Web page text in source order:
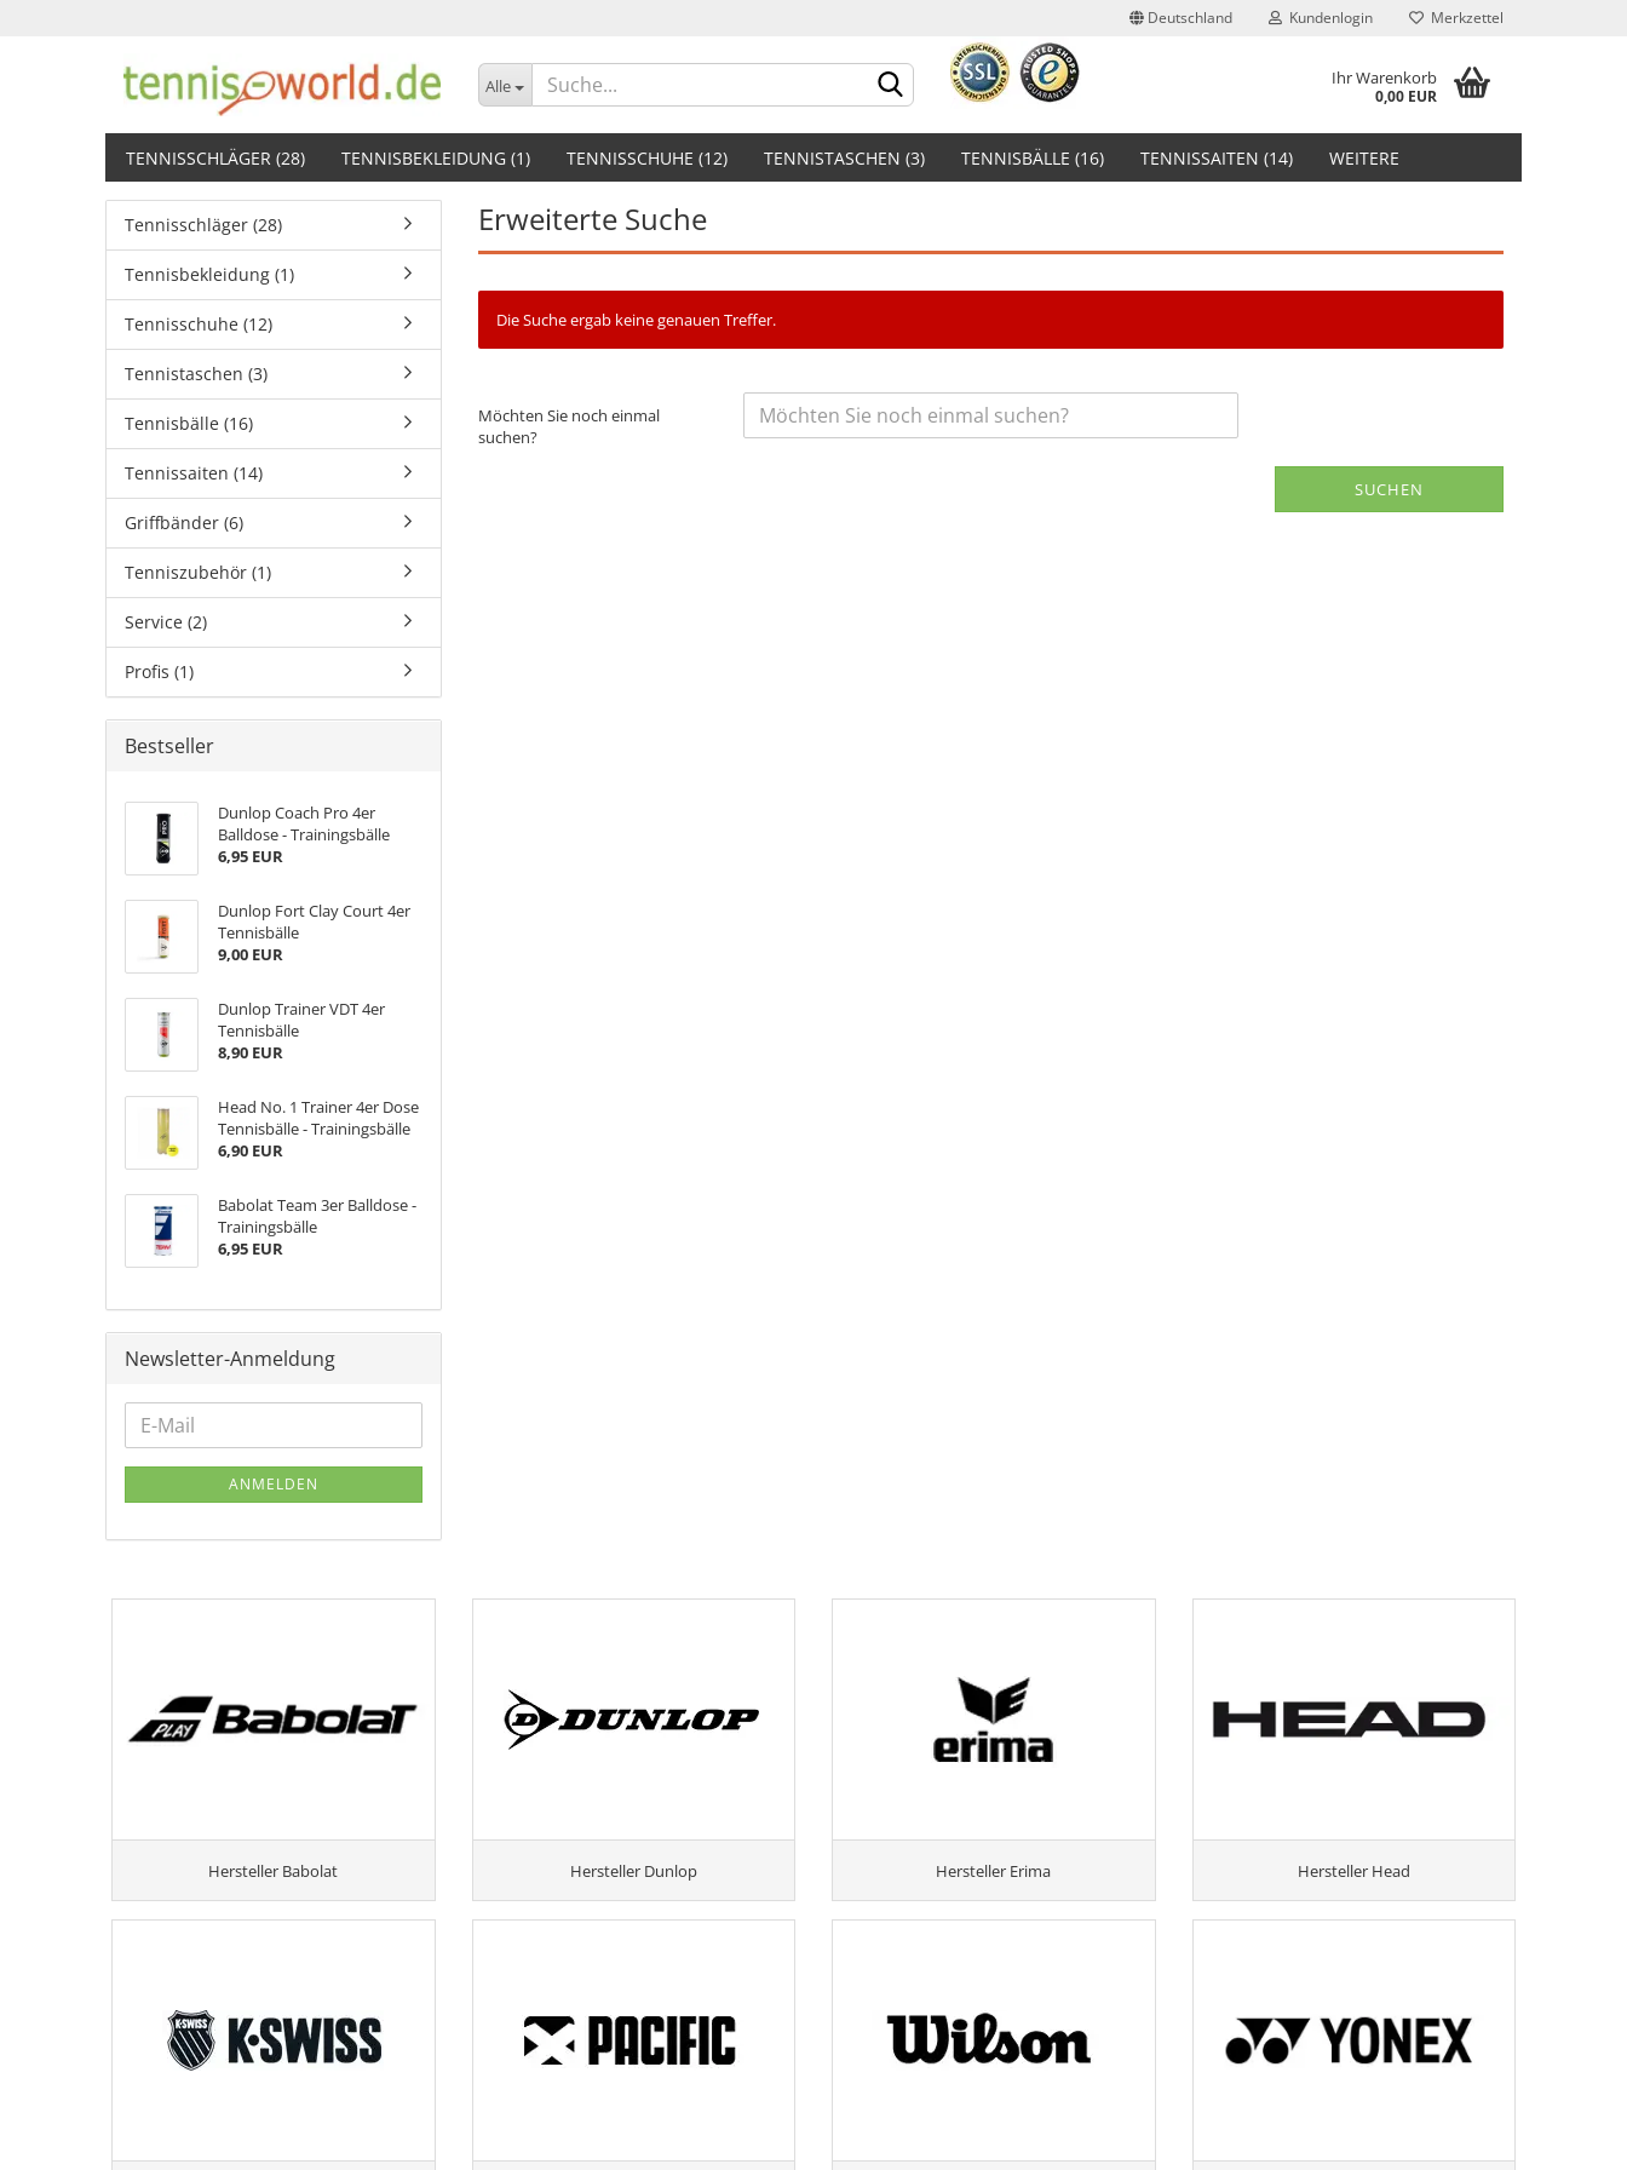
Deutschland
Lieferland
Kundenlogin
Konto erstellen
Merkzettel
Alle Ihr Warenkorb
0,00 EUR
TENNISSCHLÄGER (28) TENNISBEKLEIDUNG (1) TENNISSCHUHE (12) TENNISTASCHEN (3) TENNISBÄLLE (16) TENNISSAITEN (14) WEITERE
Erweiterte Suche
Die Suche ergab keine genauen Treffer.
Möchten Sie noch einmal
suchen?
SUCHEN
Tennisschläger (28)
Tennisbekleidung (1)
Tennisschuhe (12)
Tennistaschen (3)
Tennisbälle (16)
Tennissaiten (14)
Griffbänder (6)
Tenniszubehör (1)
Service (2)
Profis (1)
Bestseller
Dunlop Coach Pro 4er
Balldose - Trainingsbälle
6,95 EUR
Dunlop Fort Clay Court 4er
Tennisbälle
9,00 EUR
Dunlop Trainer VDT 4er
Tennisbälle
8,90 EUR
Head No. 1 Trainer 4er Dose
Tennisbälle - Trainingsbälle
6,90 EUR
Babolat Team 3er Balldose -
Trainingsbälle
6,95 EUR
Newsletter-Anmeldung
ANMELDEN
Hersteller Babolat Hersteller Dunlop Hersteller Erima Hersteller Head